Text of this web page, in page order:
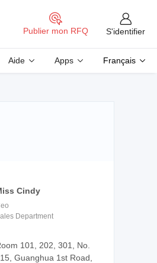
Publier mon RFQ S'identifier
Aide Apps Français
Cindy
Department
101, 202, 301, No.
Guanghua 1st Road,